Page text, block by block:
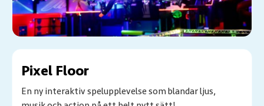
Pixel Floor
En ny interaktiv spelupplevelse som blandar ljus,